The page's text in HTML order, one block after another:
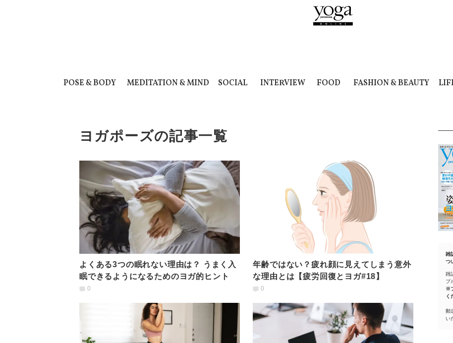
POSE & BODY MEDITATION & MIND SOCIAL INTERVIEW FOOD FASHION & BEAUTY
ヨガポーズの記事一覧
よくある3つの眠れない理由は？ うまく入
眠できるようになるためのヨガ的ヒント
0
年齢ではない？疲れ顔に見えてしまう意外
な理由とは【疲労回復とヨガ#18】
0
雑
つ
雑
プ
※
く
郵
い